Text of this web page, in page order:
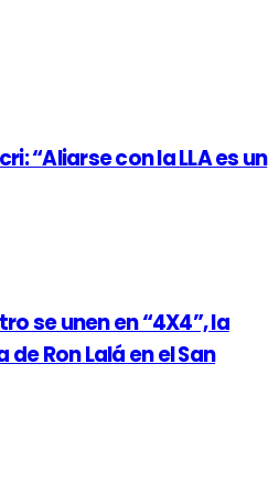
“Aliarse con la LLA es un
se unen en “4X4”, la
Ron Lalá en el San